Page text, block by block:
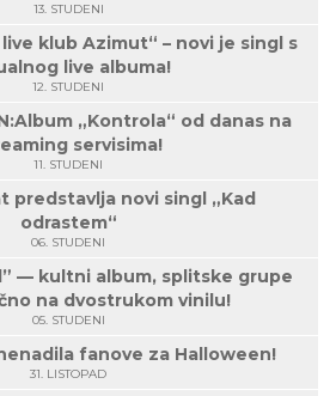
13. STUDENI
klub Azimut“ – novi je singl s
live albuma!
12. STUDENI
„Kontrola“ od danas na
servisima!
11. STUDENI
predstavlja novi singl „Kad
odrastem“
06. STUDENI
— kultni album, splitske grupe
na dvostrukom vinilu!
05. STUDENI
fanove za Halloween!
31. LISTOPAD